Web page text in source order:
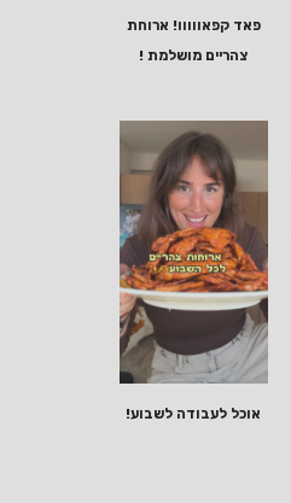
פאד קפאווווו! ארוחת
צהריים מושלמת !
אוכל לעבודה לשבוע!